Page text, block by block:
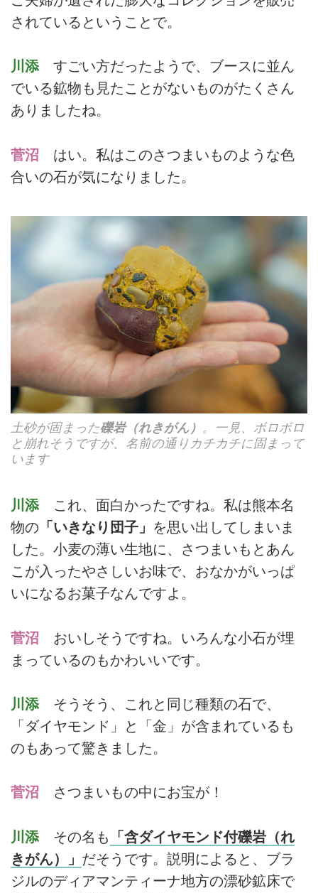
されているということで。
川添 すごい方だったようで、ブースに並ん
でいる鉱物も見たことがないものがたくさん
ありましたね。
菅沼 はい。私はこのさつまいものような色
合いの石が気になりました。
土砂が固まった礫岩（れきがん） 。一見、ボロボロ
と崩れそうですが、名前の通りカチカチに固まって
います
川添 これ、面白かったですね。私は熊本名
物の 「いきなり団子」 を思い出してしまいま
した。小麦の薄い生地に、さつまいもとあん
こが入ったやさしいお味で、おなかがいっぱ
いになるお菓子なんですよ。
菅沼 おいしそうですね。いろんな小石が埋
まっているのもかわいいです。
川添 そうそう、これと同じ種類の石で、
「ダイヤモンド」と「金」が含まれているも
のもあって驚きました。
菅沼 さつまいもの中にお宝が！
川添 その名も
「含ダイヤモンド付礫岩（れ
きがん）」 だそうです。説明によると、ブラ
ジルのディアマンティーナ地方の漂砂鉱床で